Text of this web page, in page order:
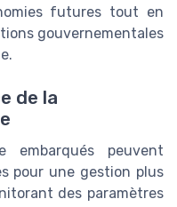
futures tout en
gouvernementales
de la
embarqués peuvent
pour une gestion plus
des paramètres